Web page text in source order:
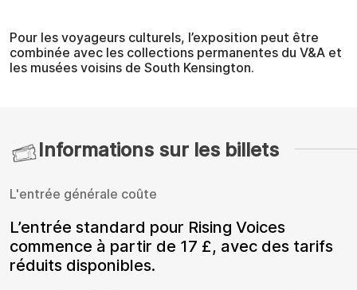
Pour les voyageurs culturels, l’exposition peut être
combinée avec les collections permanentes du V&A et
les musées voisins de South Kensington.
Informations sur les billets
L'entrée générale coûte
L’entrée standard pour Rising Voices
commence à partir de 17 £, avec des tarifs
réduits disponibles.